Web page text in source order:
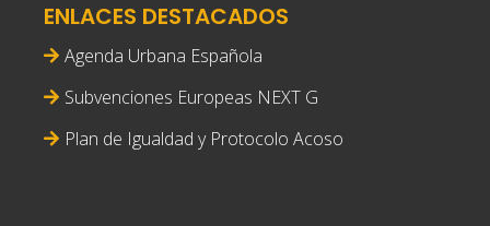
ENLACES DESTACADOS
Agenda Urbana Española
Subvenciones Europeas NEXT G
Plan de Igualdad y Protocolo Acoso